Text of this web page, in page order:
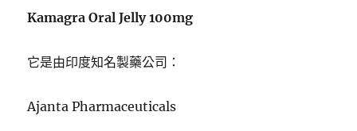
Kamagra Oral Jelly 100mg
它是由印度知名製藥公司：
Ajanta Pharmaceuticals